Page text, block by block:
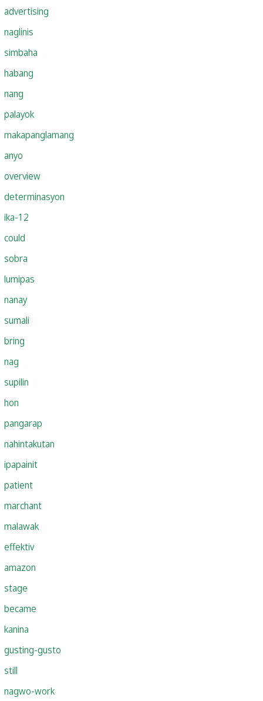
advertising
naglinis
simbaha
habang
nang
palayok
makapanglamang
anyo
overview
determinasyon
ika-12
could
sobra
lumipas
nanay
sumali
bring
nag
supilin
hon
pangarap
nahintakutan
ipapainit
patient
marchant
malawak
effektiv
amazon
stage
became
kanina
gusting-gusto
still
nagwo-work